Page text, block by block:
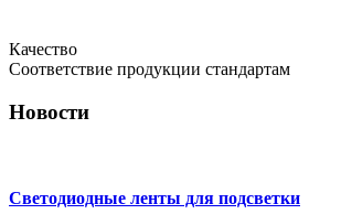
Качество
Соответствие продукции стандартам
Новости
Светодиодные ленты для подсветки